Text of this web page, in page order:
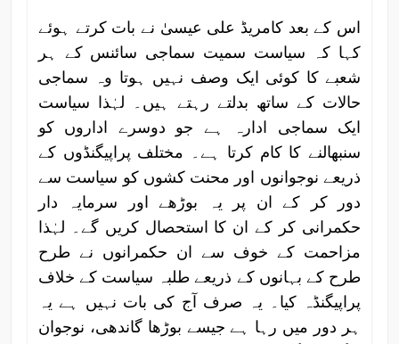
اس کے بعد کامریڈ علی عیسیٰ نے بات کرتے ہوئے
کہا کہ سیاست سمیت سماجی سائنس کے ہر
شعبے کا کوئی ایک وصف نہیں ہوتا وہ سماجی
حالات کے ساتھ بدلتے رہتے ہیں۔ لہٰذا سیاست
ایک سماجی ادارہ ہے جو دوسرے اداروں کو
سنبھالنے کا کام کرتا ہے۔ مختلف پراپیگنڈوں کے
ذریعے نوجوانوں اور محنت کشوں کو سیاست سے
دور کر کے ان پر یہ بوڑھے اور سرمایہ دار
حکمرانی کر کے ان کا استحصال کریں گے۔ لہٰذا
مزاحمت کے خوف سے ان حکمرانوں نے طرح
طرح کے بہانوں کے ذریعے طلبہ سیاست کے خلاف
پراپیگنڈہ کیا۔ یہ صرف آج کی بات نہیں ہے یہ
ہر دور میں رہا ہے جیسے بوڑھا گاندھی، نوجوان